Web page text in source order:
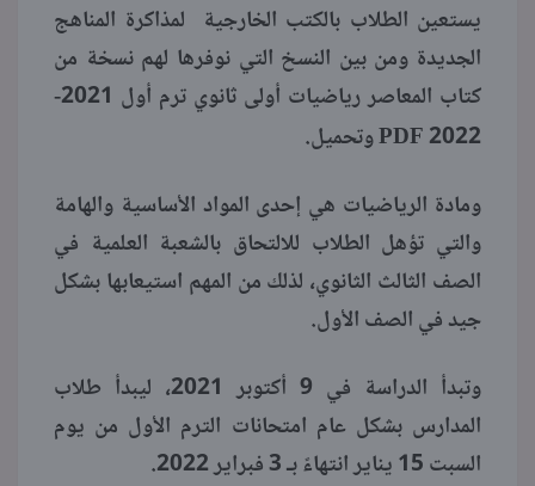
بوابة الطلبة
منوعات
يستعين الطلاب بالكتب الخارجية لمذاكرة المناهج
الجديدة ومن بين النسخ التي نوفرها لهم نسخة من
كتاب المعاصر رياضيات أولى ثانوي ترم أول 2021-
2022
PDFوتحميل.
ومادة الرياضيات هي إحدى المواد الأساسية والهامة
والتي تؤهل الطلاب للالتحاق بالشعبة العلمية في
الصف الثالث الثانوي، لذلك من المهم استيعابها بشكل
جيد في الصف الأول.
وتبدأ الدراسة في 9 أكتوبر 2021، ليبدأ طلاب
المدارس بشكل عام امتحانات الترم الأول من يوم
السبت 15 يناير انتهاءً بـ 3 فبراير 2022.